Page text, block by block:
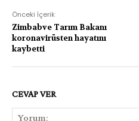
Önceki İçerik
Zimbabve Tarım Bakanı
koronavirüsten hayatını
kaybetti
CEVAP VER